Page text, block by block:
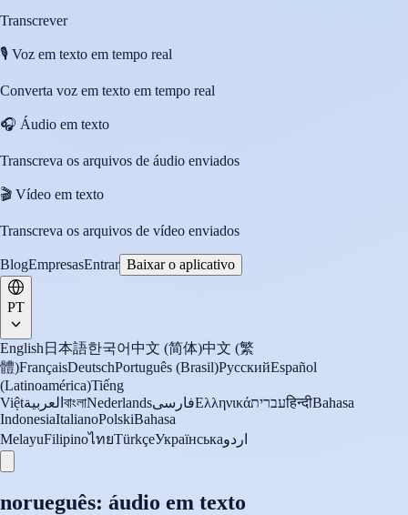
Transcrever
🎙️ Voz em texto em tempo real
Converta voz em texto em tempo real
🎧 Áudio em texto
Transcreva os arquivos de áudio enviados
🎬 Vídeo em texto
Transcreva os arquivos de vídeo enviados
BlogEmpresasEntrar Baixar o aplicativo
PT
English 日本語한국어中文 (简体)中文 (繁
體)FrançaisDeutschPortuguês (Brasil)РусскийEspañol
(Latinoamérica)Tiếng
Việtالعربية বাংলাNederlandsفارسیΕλληνικάעבריתहिन्दीBahasa
IndonesiaItalianoPolskiBahasa
MelayuFilipinoไทยTürkçeУкраїнськаاردو
norueguês: áudio em texto